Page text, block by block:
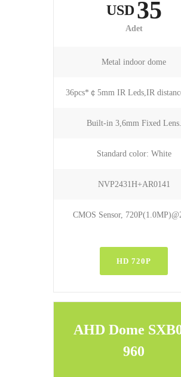
USD 35
Adet
Metal indoor dome
36pcs*￠5mm IR Leds,IR
Built-in 3,6mm Fixed Lens.
Standard color: White
NVP2431H+AR0141
CMOS Sensor,
HD 720P
AHD Dome
960